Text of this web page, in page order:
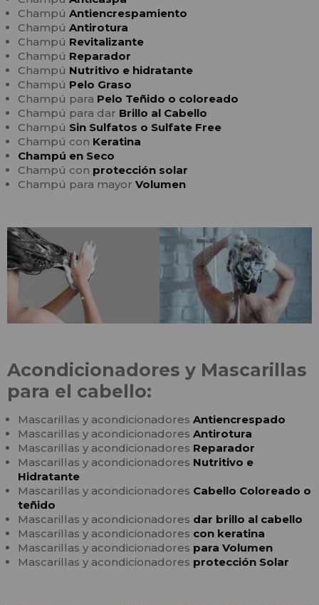
Champú Antiencrespamiento
Champú Antirotura
Champú Revitalizante
Champú Reparador
Champú Nutritivo e hidratante
Champú Pelo Graso
Champú para Pelo Teñido o coloreado
Champú para dar Brillo al Cabello
Champú Sin Sulfatos o Sulfate Free
Champú con Keratina
Champú en Seco
Champú con protección solar
Champú para mayor Volumen
Acondicionadores y Mascarillas
para el cabello:
Mascarillas y acondicionadores Antiencrespado
Mascarillas y acondicionadores Antirotura
Mascarillas y acondicionadores Reparador
Mascarillas y acondicionadores Nutritivo e
Hidratante
Mascarillas y acondicionadores Cabello Coloreado o
teñido
Mascarillas y acondicionadores dar brillo al cabello
Mascarillas y acondicionadores con keratina
Mascarillas y acondicionadores para Volumen
Mascarillas y acondicionadores protección Solar